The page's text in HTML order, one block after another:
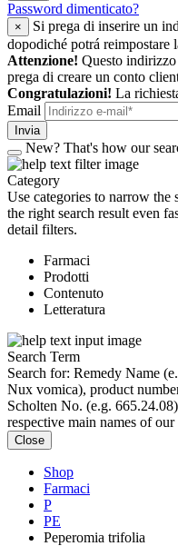
Password dimenticato?
×
Si prega di inserire un
dopodiché potrá reimpostare
Attenzione! Questo
prega di creare un conto
Congratulazioni! La
Email
Invia
New? That's how our
Category
Use categories to narrow
the right search result even
detail filters.
Farmaci
Prodotti
Contenuto
Letteratura
Search Term
Search for: Remedy Name
Nux vomica), product
Scholten No. (e.g.
respective main names of our
Close
Shop
Farmaci
P
PE
Peperomia trifolia